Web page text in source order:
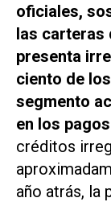
oficiales,
las carteras
presenta
ciento de
segmento
en los pagos
créditos
año atrás, la